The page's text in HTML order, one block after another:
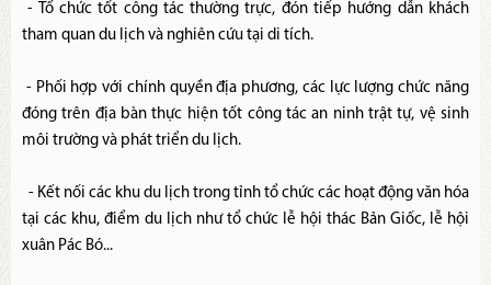
- Tổ chức tốt công tác thường trực, đón tiếp hướng dẫn khách
tham quan du lịch và nghiên cứu tại di tích.
- Phối hợp với chính quyền địa phương, các lực lượng chức năng
đóng trên địa bàn thực hiện tốt công tác an ninh trật tự, vệ sinh
môi trường và phát triển du lịch.
- Kết nối các khu du lịch trong tỉnh tổ chức các hoạt động văn hóa
tại các khu, điểm du lịch như tổ chức lễ hội thác Bản Giốc, lễ hội
xuân Pác Bó...